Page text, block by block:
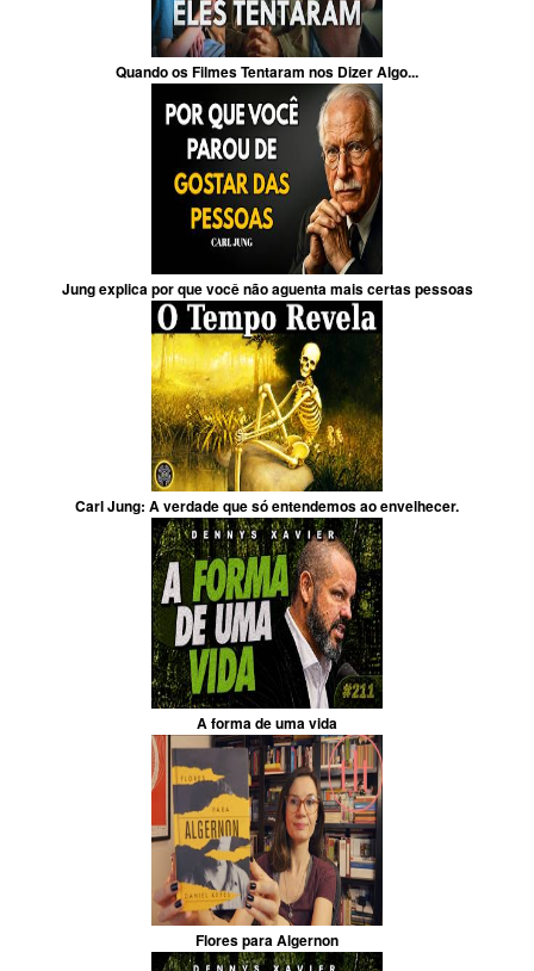
Quando os Filmes Tentaram nos Dizer Algo...
Jung explica por que você não aguenta mais certas pessoas
Carl Jung: A verdade que só entendemos ao envelhecer.
A forma de uma vida
Flores para Algernon